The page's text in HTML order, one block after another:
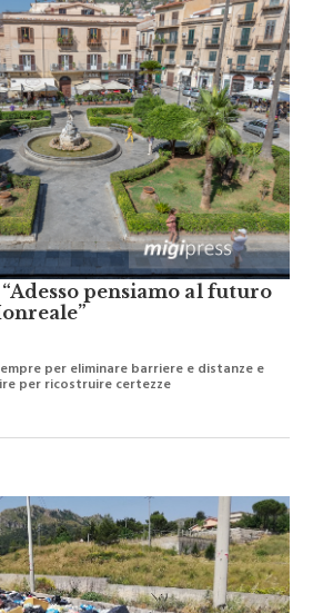
pensiamo al futuro
per eliminare barriere e distanze e
per ricostruire certezze